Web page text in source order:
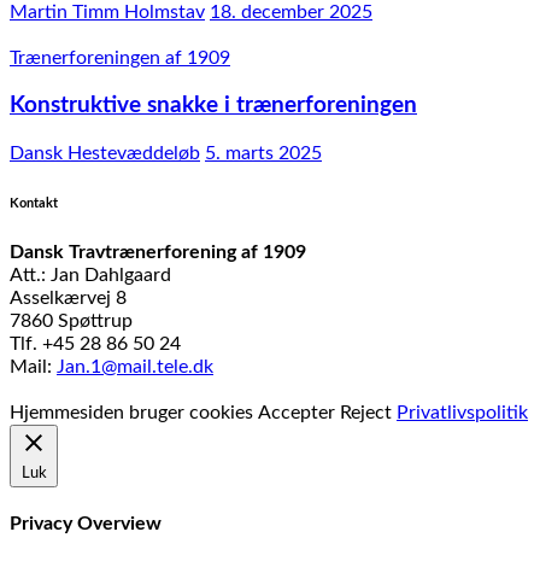
Martin Timm Holmstav 18. december 2025
Trænerforeningen af 1909
Konstruktive snakke i trænerforeningen
Dansk Hestevæddeløb 5. marts 2025
Kontakt
Dansk Travtrænerforening af 1909
Att.: Jan Dahlgaard
Asselkærvej 8
7860 Spøttrup
Tlf. +45 28 86 50 24
Mail: Jan.1@mail.tele.dk
Hjemmesiden bruger cookies Accepter Reject Privatlivspolitik
Luk
Privacy Overview